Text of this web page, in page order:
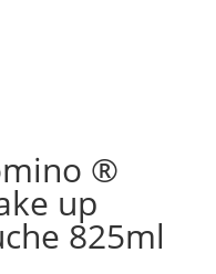
®
up
825ml